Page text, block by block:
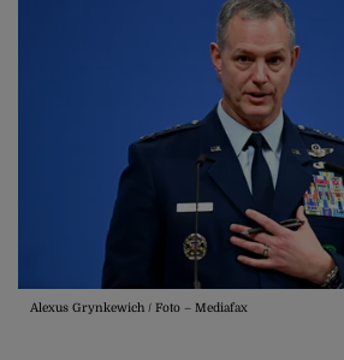
Alexus Grynkewich / Foto – Mediafax